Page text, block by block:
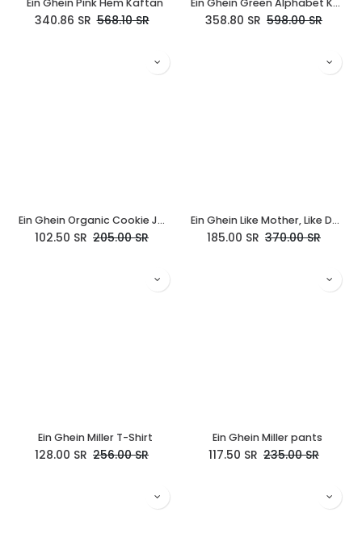
Ein Ghein Pink Hem Kaftan
340.86 SR 568.10SR
Ein Ghein Green Alphabet Kaftan
358.80 SR 598.00SR
Ein Ghein Organic Cookie Jar Tee
102.50 SR 205.00SR
Ein Ghein Like Mother, Like Daughter Dress
185.00 SR 370.00SR
Ein Ghein Miller T-Shirt
128.00 SR 256.00SR
Ein Ghein Miller pants
117.50 SR 235.00SR